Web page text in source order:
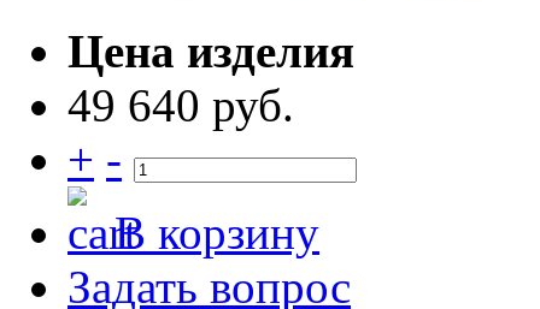
Цена изделия
49 640 руб.
+ -
В корзину
Задать вопрос